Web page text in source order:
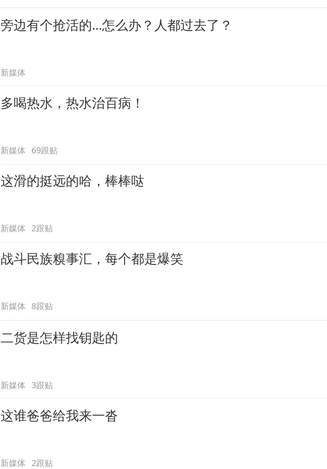
旁边有个抢活的…怎么办？人都过去了？
新媒体
多喝热水，热水治百病！
新媒体 69跟贴
这滑的挺远的哈，棒棒哒
新媒体 2跟贴
战斗民族糗事汇，每个都是爆笑
新媒体 8跟贴
二货是怎样找钥匙的
新媒体 3跟贴
这谁爸爸给我来一沓
新媒体 2跟贴